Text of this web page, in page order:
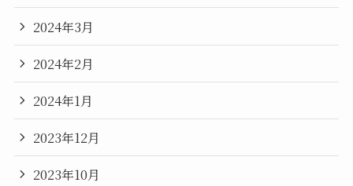
2024年3月
2024年2月
2024年1月
2023年12月
2023年10月